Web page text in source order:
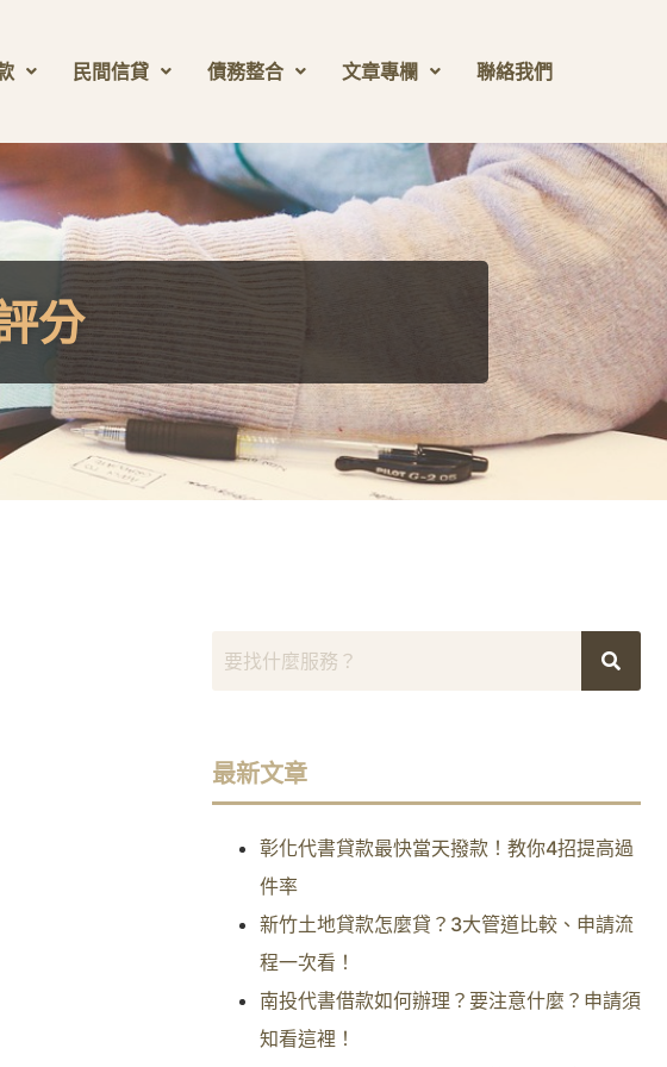
民間信貸 債務整合 文章專欄 聯絡我們
分
最新文章
彰化代書貸款最快當天撥款！教你4招提高過
件率
新竹土地貸款怎麼貸？3大管道比較、申請流
程一次看！
南投代書借款如何辦理？要注意什麼？申請須
知看這裡！